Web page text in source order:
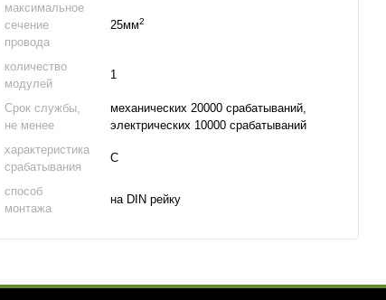
максимальное
сечение
провода
25мм2
количество
модулей
1
Срок службы,
не менее
механических 20000 срабатываний,
электрических 10000 срабатываний
характеристика
срабатывания
C
способ
монтажа
на DIN рейку